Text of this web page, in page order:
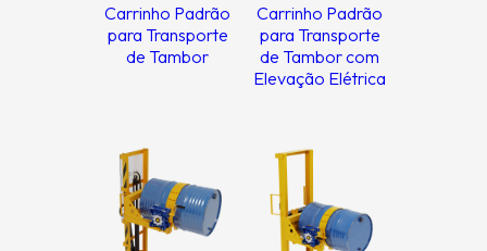
Carrinho Padrão
para Transporte
de Tambor
Carrinho Padrão
para Transporte
de Tambor com
Elevação Elétrica